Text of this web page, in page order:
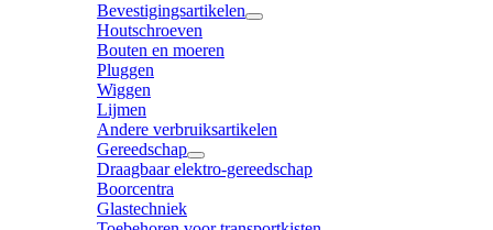
Bevestigingsartikelen
Houtschroeven
Bouten en moeren
Pluggen
Wiggen
Lijmen
Andere verbruiksartikelen
Gereedschap
Draagbaar elektro-gereedschap
Boorcentra
Glastechniek